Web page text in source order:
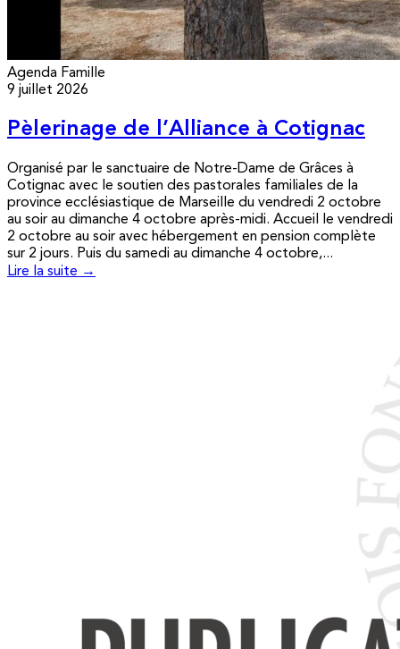
Agenda Famille
9 juillet 2026
Pèlerinage de l’Alliance à Cotignac
Organisé par le sanctuaire de Notre-Dame de Grâces à
Cotignac avec le soutien des pastorales familiales de la
province ecclésiastique de Marseille du vendredi 2 octobre
au soir au dimanche 4 octobre après-midi. Accueil le vendredi
2 octobre au soir avec hébergement en pension complète
sur 2 jours. Puis du samedi au dimanche 4 octobre,...
Lire la suite →